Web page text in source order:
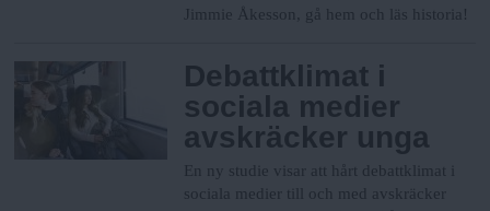
Jimmie Åkesson, gå hem och läs historia!
Debattklimat i
sociala medier
avskräcker unga
En ny studie visar att hårt debattklimat i
sociala medier till och med avskräcker